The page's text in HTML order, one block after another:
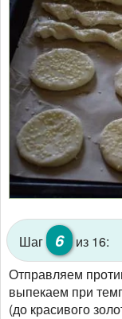
Шаг 6 из 16:
Отправляем
выпекаем при
(до красивого